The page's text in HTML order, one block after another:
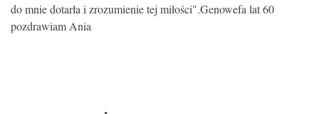
do mnie dotarła i zrozumienie tej miłości".Genowefa lat 60
pozdrawiam Ania